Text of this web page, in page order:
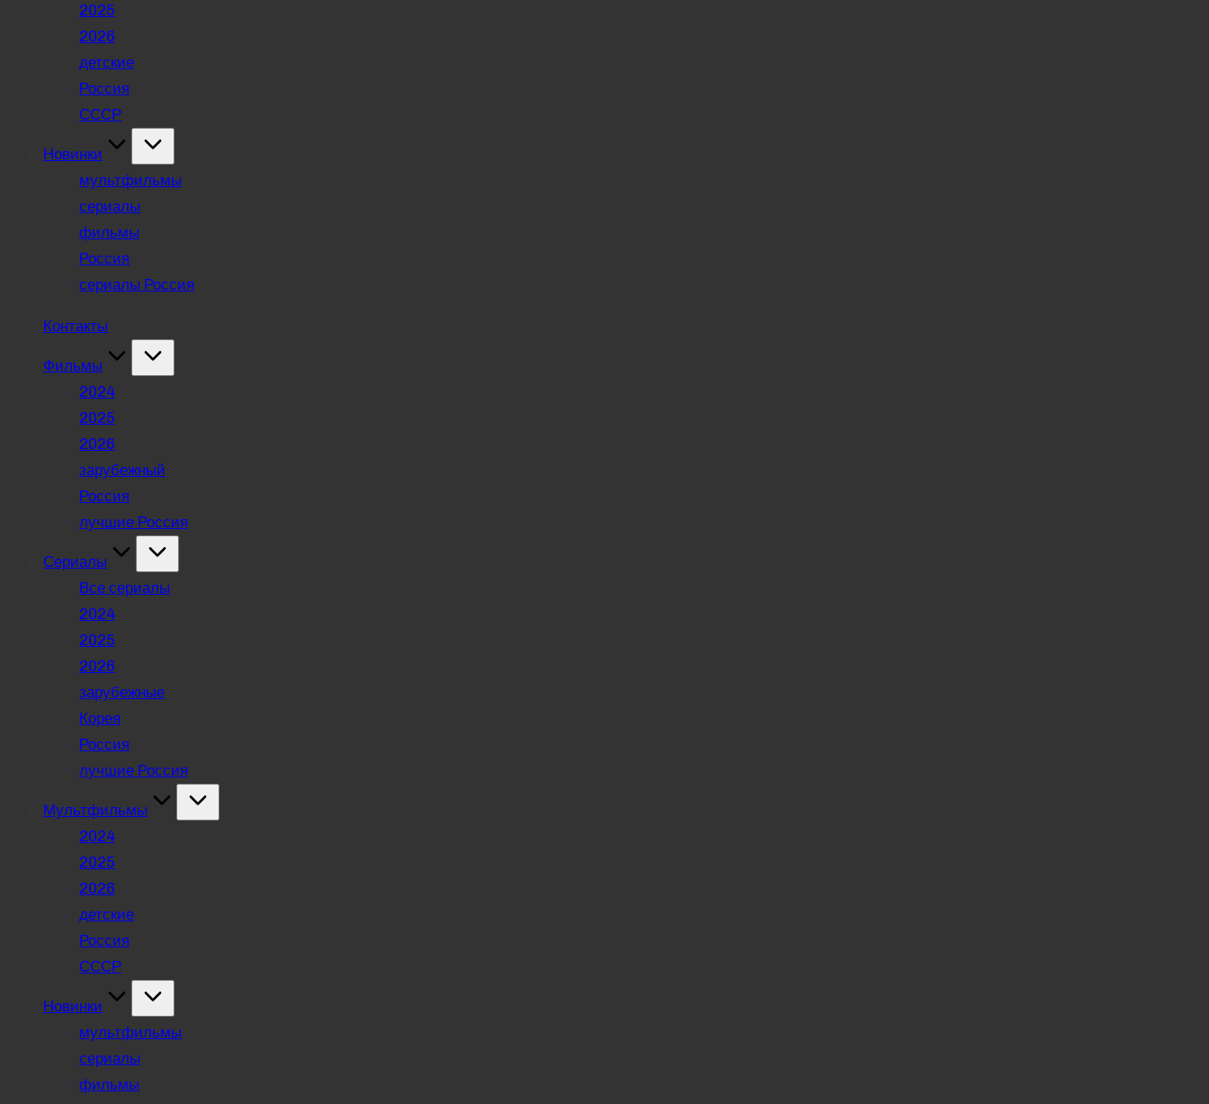
2025
2026
детские
Россия
СССР
Новинки
мультфильмы
сериалы
фильмы
Россия
сериалы Россия
Контакты
Фильмы
2024
2025
2026
зарубежный
Россия
лучшие Россия
Сериалы
Все сериалы
2024
2025
2026
зарубежные
Корея
Россия
лучшие Россия
Мультфильмы
2024
2025
2026
детские
Россия
СССР
Новинки
мультфильмы
сериалы
фильмы